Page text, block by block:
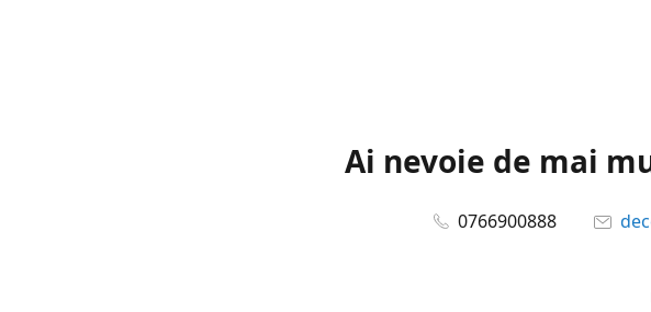
Ai nevoie de mai
0766900888